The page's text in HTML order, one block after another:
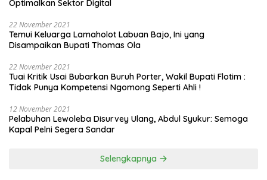
Optimalkan Sektor Digital
22 November 2021
Temui Keluarga Lamaholot Labuan Bajo, Ini yang
Disampaikan Bupati Thomas Ola
22 November 2021
Tuai Kritik Usai Bubarkan Buruh Porter, Wakil Bupati Flotim :
Tidak Punya Kompetensi Ngomong Seperti Ahli !
12 November 2021
Pelabuhan Lewoleba Disurvey Ulang, Abdul Syukur: Semoga
Kapal Pelni Segera Sandar
Selengkapnya